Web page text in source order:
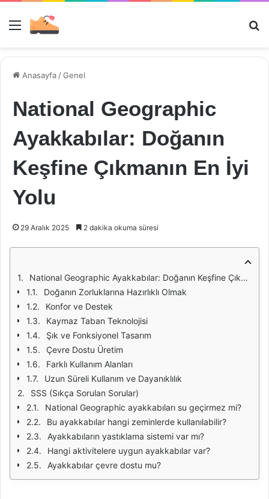
Menü
Anasayfa /Genel
National Geographic
Ayakkabılar: Doğanın
Keşfine Çıkmanın En İyi
Yolu
29 Aralık 2025 2 dakika okuma süresi
National Geographic Ayakkabılar: Doğanın Keşfine Çıkmanın En İyi Yolu
Doğanın Zorluklarına Hazırlıklı Olmak
Konfor ve Destek
Kaymaz Taban Teknolojisi
Şık ve Fonksiyonel Tasarım
Çevre Dostu Üretim
Farklı Kullanım Alanları
Uzun Süreli Kullanım ve Dayanıklılık
SSS (Sıkça Sorulan Sorular)
National Geographic ayakkabıları su geçirmez mi?
Bu ayakkabılar hangi zeminlerde kullanılabilir?
Ayakkabıların yastıklama sistemi var mı?
Hangi aktivitelere uygun ayakkabılar var?
Ayakkabılar çevre dostu mu?